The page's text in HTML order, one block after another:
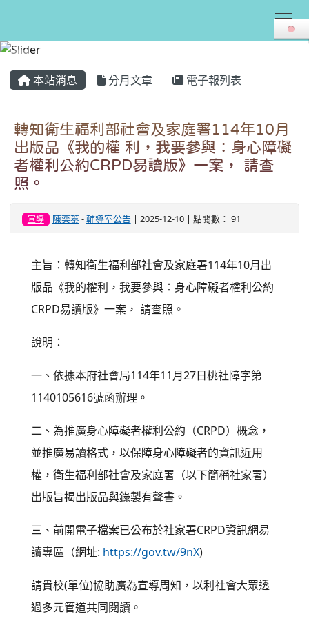
本站消息 分月文章 電子報列表
轉知衛生福利部社會及家庭署114年10月
出版品《我的權 利，我要參與：身心障礙
者權利公約CRPD易讀版》一案， 請查
照。
宣導 陳奕蓁-輔導室公告 | 2025-12-10 | 點閱數： 91
主旨：轉知衛生福利部社會及家庭署114年10月出
版品《我的權利，我要參與：身心障礙者權利公約
CRPD易讀版》一案， 請查照。
說明：
一、依據本府社會局114年11月27日桃社障字第
1140105616號函辦理。
二、為推廣身心障礙者權利公約（CRPD）概念，
並推廣易讀格式，以保障身心障礙者的資訊近用
權，衛生福利部社會及家庭署（以下簡稱社家署）
出版旨揭出版品與錄製有聲書。
三、前開電子檔案已公布於社家署CRPD資訊網易
讀專區（網址: https://gov.tw/9nX)
請貴校(單位)協助廣為宣導周知，以利社會大眾透
過多元管道共同閱讀。